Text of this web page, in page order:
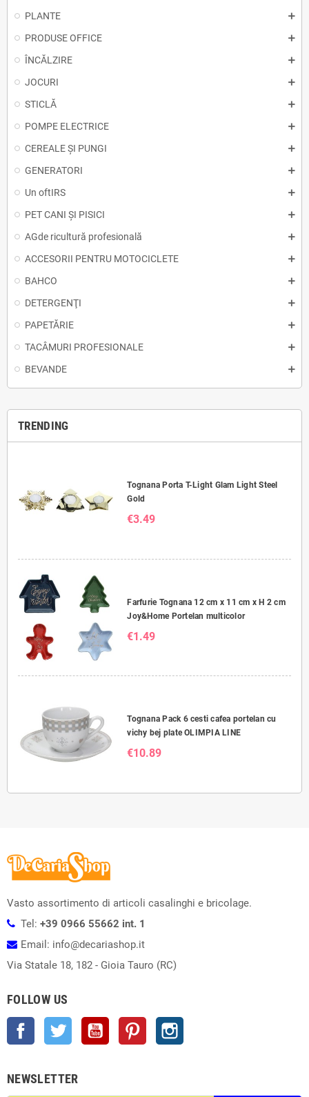
PLANTE
PRODUSE OFFICE
ÎNCĂLZIRE
JOCURI
STICLĂ
POMPE ELECTRICE
CEREALE ȘI PUNGI
GENERATORI
Un oftIRS
PET CANI ȘI PISICI
AGde ricultură profesională
ACCESORII PENTRU MOTOCICLETE
BAHCO
DETERGENŢI
PAPETĂRIE
TACÂMURI PROFESIONALE
BEVANDE
TRENDING
Tognana Porta T-Light Glam Light Steel
Gold
€3.49
Farfurie Tognana 12 cm x 11 cm x H 2 cm
Joy&Home Portelan multicolor
€1.49
Tognana Pack 6 cesti cafea portelan cu
vichy bej plate OLIMPIA LINE
€10.89
Vasto assortimento di articoli casalinghi e bricolage.
Tel: +39 0966 55662 int. 1
Email: info@decariashop.it
Via Statale 18, 182 - Gioia Tauro (RC)
FOLLOW US
Facebook Twitter YouTube Pinterest
NEWSLETTER